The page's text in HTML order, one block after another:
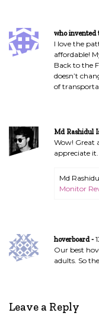
who invented
I love the
affordable!
Back to the
doesn’t
of
Md Rashidul
Wow! Great
appreciate it.
Md
Monitor
hoverboard
Our best
adults. So
Leave a Reply